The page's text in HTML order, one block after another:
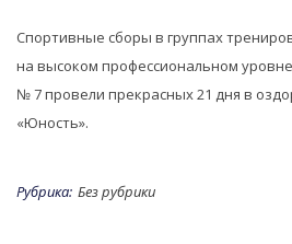
Спортивные сборы в группах
на высоком профессиональном
№ 7 провели прекрасных 21 дня в
«Юность».
Рубрика: Без рубрики